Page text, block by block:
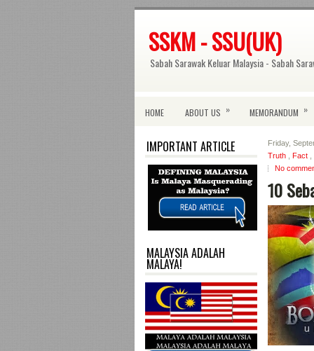
SSKM - SSU(UK)
Sabah Sarawak Keluar Malaysia - Sabah
HOME ABOUT US » MEMORANDUM »
IMPORTANT ARTICLE
MALAYSIA ADALAH
MALAYA!
Friday,
Truth
Fact
No
10